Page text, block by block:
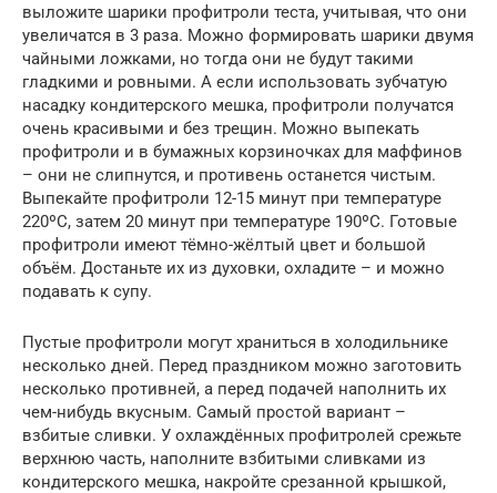
выложите шарики профитроли теста, учитывая, что они
увеличатся в 3 раза. Можно формировать шарики двумя
чайными ложками, но тогда они не будут такими
гладкими и ровными. А если использовать зубчатую
насадку кондитерского мешка, профитроли получатся
очень красивыми и без трещин. Можно выпекать
профитроли и в бумажных корзиночках для маффинов
– они не слипнутся, и противень останется чистым.
Выпекайте профитроли 12-15 минут при температуре
220ºС, затем 20 минут при температуре 190ºС. Готовые
профитроли имеют тёмно-жёлтый цвет и большой
объём. Достаньте их из духовки, охладите – и можно
подавать к супу.
Пустые профитроли могут храниться в холодильнике
несколько дней. Перед праздником можно заготовить
несколько противней, а перед подачей наполнить их
чем-нибудь вкусным. Самый простой вариант –
взбитые сливки. У охлаждённых профитролей срежьте
верхнюю часть, наполните взбитыми сливками из
кондитерского мешка, накройте срезанной крышкой,